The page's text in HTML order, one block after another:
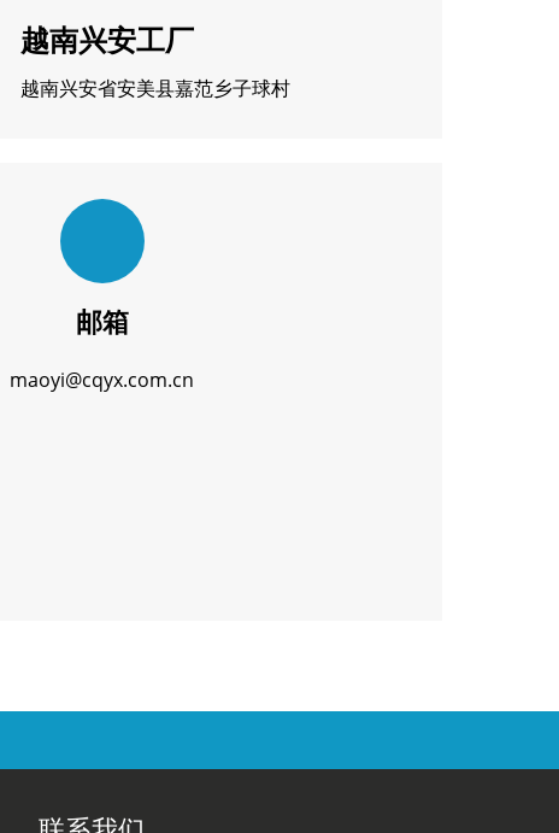
越南兴安工厂
越南兴安省安美县嘉范乡子球村
邮箱
maoyi@cqyx.com.cn